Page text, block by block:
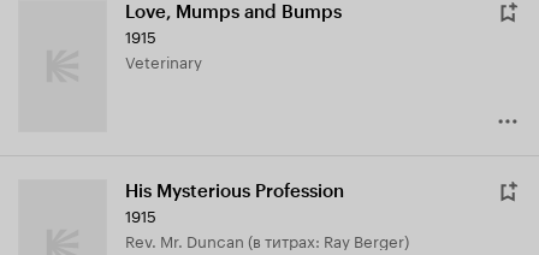
Love, Mumps and Bumps
1915
Veterinary
His Mysterious Profession
1915
Rev. Mr. Duncan (в титрах: Ray Berger)